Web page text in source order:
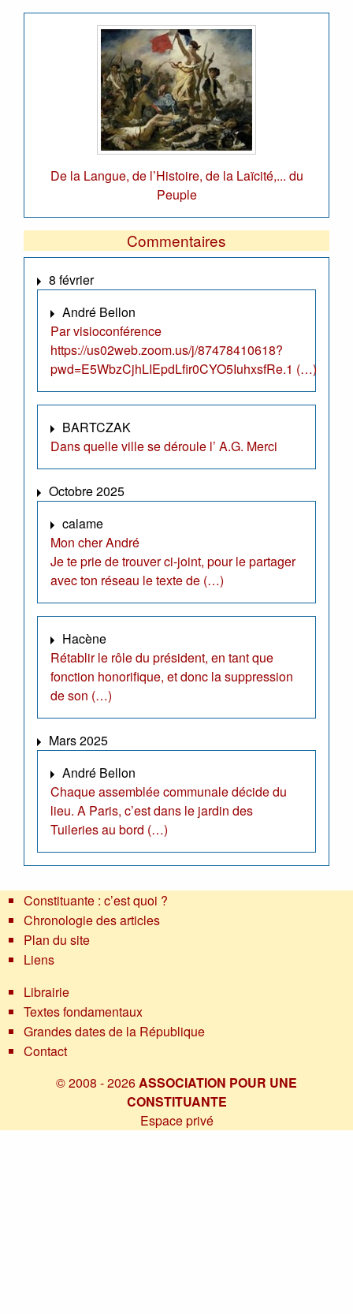
De la Langue, de l’Histoire, de la Laïcité,... du
Peuple
Commentaires
8 février
André Bellon
Par visioconférence
https://us02web.zoom.us/j/87478410618?
pwd=E5WbzCjhLIEpdLfir0CYO5IuhxsfRe.1 (…)
BARTCZAK
Dans quelle ville se déroule l’ A.G. Merci
Octobre 2025
calame
Mon cher André
Je te prie de trouver ci-joint, pour le partager
avec ton réseau le texte de (…)
Hacène
Rétablir le rôle du président, en tant que
fonction honorifique, et donc la suppression
de son (…)
Mars 2025
André Bellon
Chaque assemblée communale décide du
lieu. A Paris, c’est dans le jardin des
Tuileries au bord (…)
Constituante : c’est quoi ?
Chronologie des articles
Plan du site
Liens
Librairie
Textes fondamentaux
Grandes dates de la République
Contact
© 2008 - 2026ASSOCIATION POUR UNE
CONSTITUANTE
Espace privé